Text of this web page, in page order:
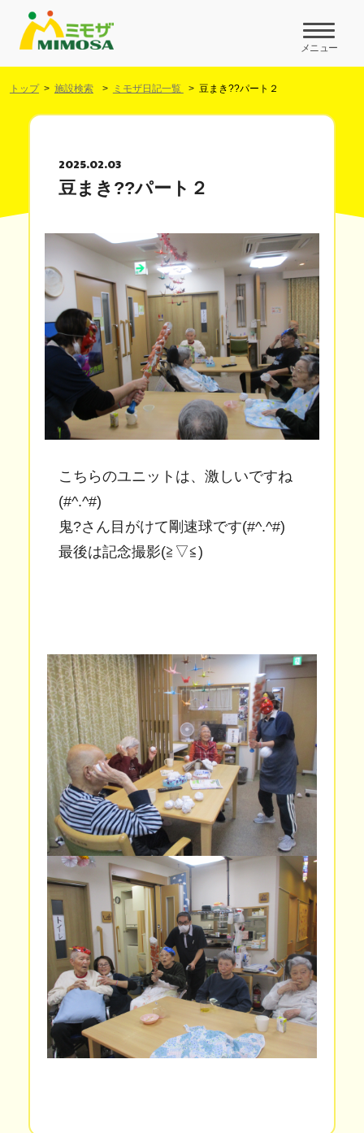
メニュー
トップ 施設検索 ミモザ日記一覧 豆まき??パート２
2025.02.03
豆まき??パート２
こちらのユニットは、激しいですね
(#^.^#)
鬼?さん目がけて剛速球です(#^.^#)
最後は記念撮影(≧▽≦)